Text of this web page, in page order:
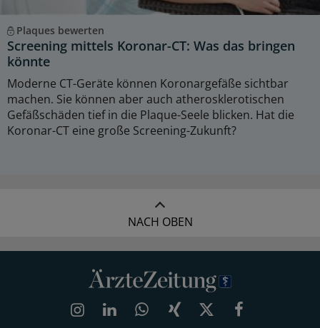
Plaques bewerten
Screening mittels Koronar-CT: Was das bringen
könnte
Moderne CT-Geräte können Koronargefäße sichtbar
machen. Sie können aber auch atherosklerotischen
Gefäßschäden tief in die Plaque-Seele blicken. Hat die
Koronar-CT eine große Screening-Zukunft?
NACH OBEN